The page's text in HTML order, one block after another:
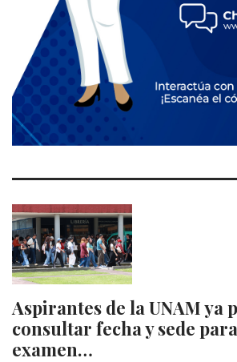
Aspirantes de la UNAM ya
consultar fecha y sede
examen…